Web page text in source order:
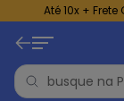
Até 10x +